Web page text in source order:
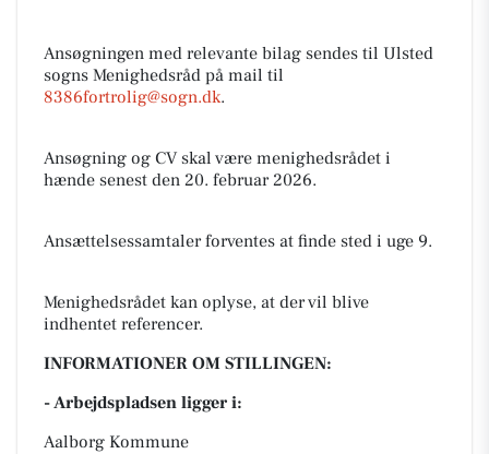
Ansøgningen med relevante bilag sendes til Ulsted
sogns Menighedsråd på mail til
8386fortrolig@sogn.dk.
Ansøgning og CV skal være menighedsrådet i
hænde senest den 20. februar 2026.
Ansættelsessamtaler forventes at finde sted i uge 9.
Menighedsrådet kan oplyse, at der vil blive
indhentet referencer.
INFORMATIONER OM STILLINGEN:
- Arbejdspladsen ligger i:
Aalborg Kommune